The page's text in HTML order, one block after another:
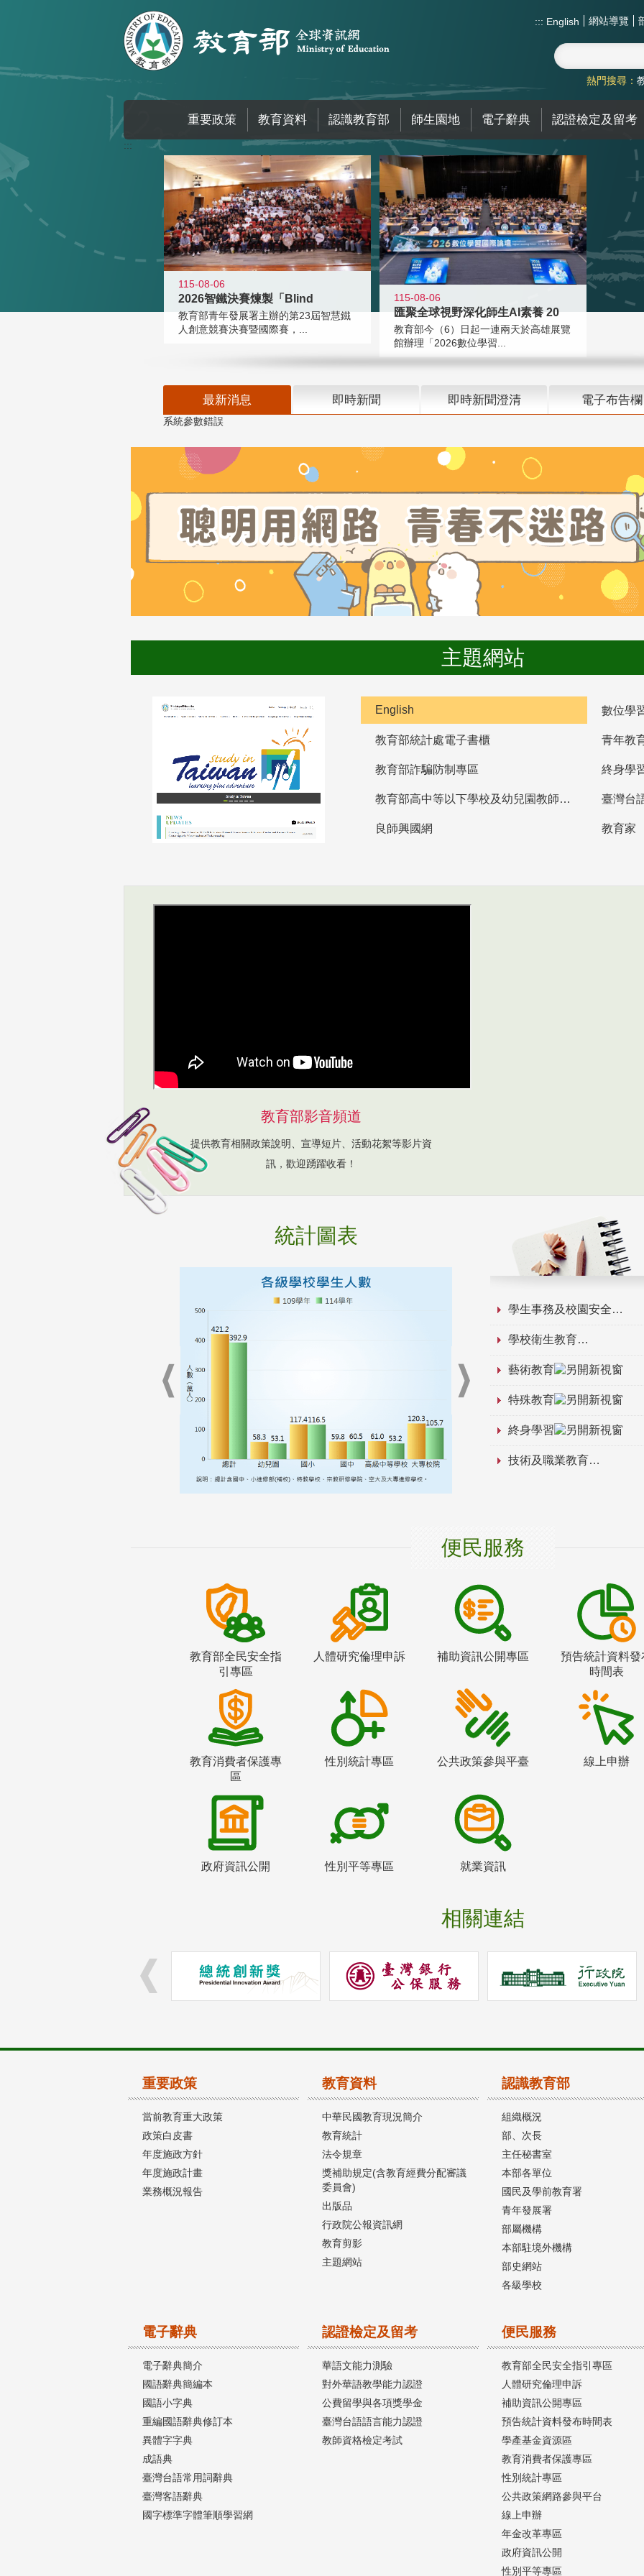
::: English 網站導覽
熱門搜尋：
重要政策 教育資料 認識教育部 師生園地 電子辭典 認證檢定及留考
:::
115-08-06
2026智鐵決賽煉製「Blind
教育部青年發展署主辦的第23屆智慧鐵
人創意競賽決賽暨國際賽，...
115-08-06
匯聚全球視野深化師生AI素養 20
教育部今（6）日起一連兩天於高雄展覽
館辦理「2026數位學習...
最新消息 即時新聞 即時新聞澄清 電子布告欄
系統參數錯誤
主題網站
English 數位學
教育部統計處電子書櫃 青年教
教育部詐騙防制專區 終身學
教育部高中等以下學校及幼兒園教師資格檢定考試 臺灣台
良師興國網 教育家
教育部影音頻道
提供教育相關政策說明、宣導短片、活動花絮等影片資
訊，歡迎踴躍收看！
統計圖表
學生事務及校園安全
學校衛生教育
藝術教育
特殊教育
終身學習
技術及職業教育
便民服務
教育部全民安全指
引專區
人體研究倫理申訴 補助資訊公開專區
預告統計資料發
時間表
教育消費者保護專
區
性別統計專區 公共政策參與平臺 線上申辦
政府資訊公開 性別平等專區 就業資訊
相關連結
重要政策
當前教育重大政策
政策白皮書
年度施政方針
年度施政計畫
業務概況報告
教育資料
中華民國教育現況簡介
教育統計
法令規章
獎補助規定(含教育經費分配審議
委員會)
出版品
行政院公報資訊網
教育剪影
主題網站
認識教育部
組織概況
部、次長
主任秘書室
本部各單位
國民及學前教育署
青年發展署
部屬機構
本部駐境外機構
部史網站
各級學校
電子辭典
電子辭典簡介
國語辭典簡編本
國語小字典
重編國語辭典修訂本
異體字字典
成語典
臺灣台語常用詞辭典
臺灣客語辭典
國字標準字體筆順學習網
認證檢定及留考
華語文能力測驗
對外華語教學能力認證
公費留學與各項獎學金
臺灣台語語言能力認證
教師資格檢定考試
便民服務
教育部全民安全指引專區
人體研究倫理申訴
補助資訊公開專區
預告統計資料發布時間表
學產基金資源區
教育消費者保護專區
性別統計專區
公共政策網路參與平台
線上申辦
年金改革專區
政府資訊公開
性別平等專區